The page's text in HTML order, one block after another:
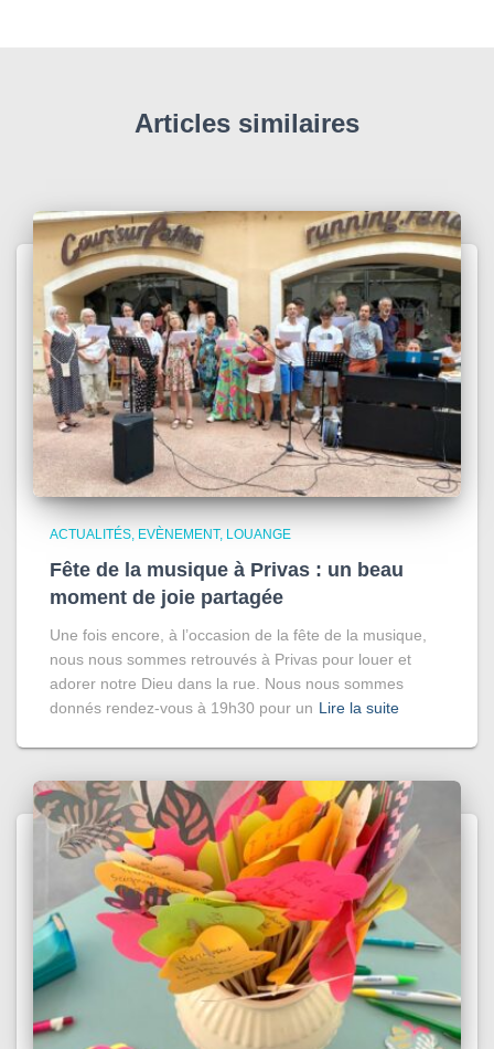
Articles similaires
ACTUALITÉS EVÈNEMENT LOUANGE
Fête de la musique à Privas : un beau
moment de joie partagée
Une fois encore, à l’occasion de la fête de la musique,
nous nous sommes retrouvés à Privas pour louer et
adorer notre Dieu dans la rue. Nous nous sommes
donnés rendez-vous à 19h30 pour un Lire la suite